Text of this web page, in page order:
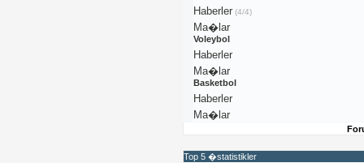
Haberler(4/4)
Ma�lar
Voleybol
Haberler
Ma�lar
Basketbol
Haberler
Ma�lar
Top 5 �statistikler